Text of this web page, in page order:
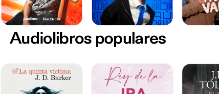
Audiolibros populares